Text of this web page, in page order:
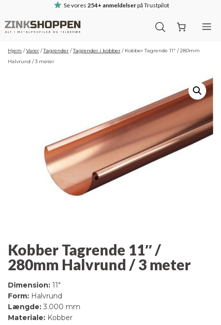
indhold
Se vores 254+ anmeldelserpå Trustpilot
Hjem /Varer /Tagrender /Tagrender i kobber / Kobber Tagrende 11″ / 280mm
Halvrund / 3 meter
Kobber Tagrende 11″ /
280mm Halvrund / 3 meter
Dimension: 11″
Form: Halvrund
Længde: 3.000 mm
Materiale: Kobber